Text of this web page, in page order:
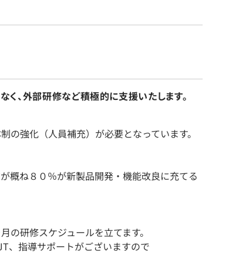
、外部研修など積極的に支援いたします。
強化（人員補充）が必要となっています。
概ね８０％が新製品開発・機能改良に充てる
の研修スケジュールを立てます。
、指導サポートがございますので